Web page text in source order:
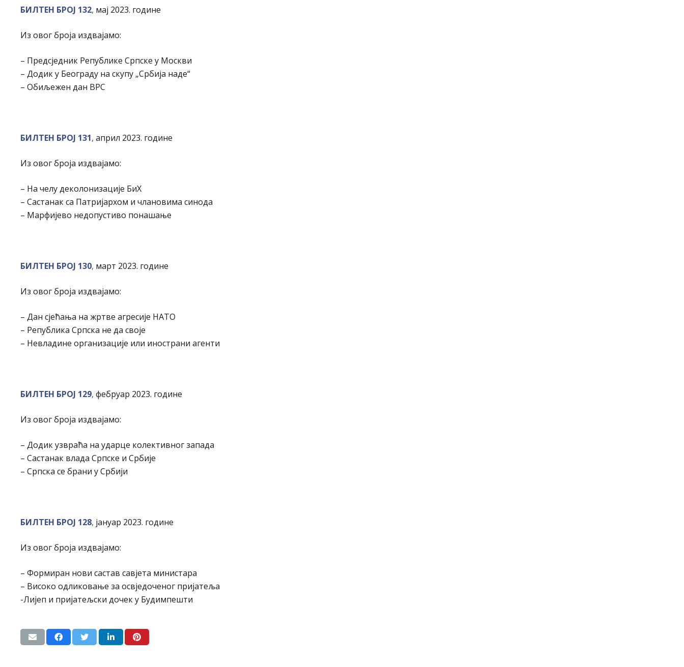
БИЛТЕН БРОЈ 132, мај 2023. године
Из овог броја издвајамо:
– Предсједник Републике Српске у Москви
– Додик у Београду на скупу „Србија наде“
– Обиљежен дан ВРС
БИЛТЕН БРОЈ 131, април 2023. године
Из овог броја издвајамо:
– На челу деколонизације БиХ
– Састанак са Патријархом и члановима синода
– Марфијево недопустиво понашање
БИЛТЕН БРОЈ 130, март 2023. године
Из овог броја издвајамо:
– Дан сјећања на жртве агресије НАТО
– Република Српска не да своје
– Невладине организације или инострани агенти
БИЛТЕН БРОЈ 129, фебруар 2023. године
Из овог броја издвајамо:
– Додик узвраћа на ударце колективног запада
– Састанак влада Српске и Србије
– Српска се брани у Србији
БИЛТЕН БРОЈ 128, јануар 2023. године
Из овог броја издвајамо:
– Формиран нови састав савјета министара
– Високо одликовање за освједоченог пријатеља
-Лијеп и пријатељски дочек у Будимпешти